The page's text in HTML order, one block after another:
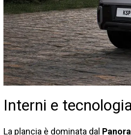
Interni e
La plancia è dominata dal